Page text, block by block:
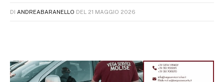
DI ANDREABARANELLO DEL 21 MAGGIO 2026